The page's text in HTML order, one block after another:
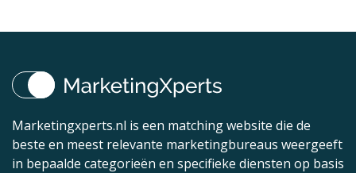
Marketingxperts.nl is een matching website die de
beste en meest relevante marketingbureaus weergeeft
in bepaalde categorieën en specifieke diensten op basis